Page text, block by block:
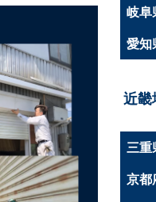
岐阜
愛知
近畿
三重
京都